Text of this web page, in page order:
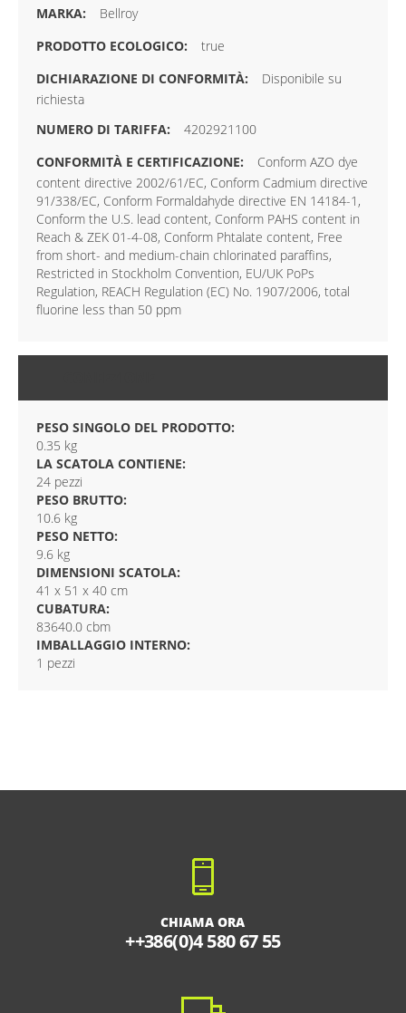
Bellroy
true
Disponibile su
richiesta
4202921100
Conform AZO dye
content directive 2002/61/EC, Conform Cadmium directive
91/338/EC, Conform Formaldahyde directive EN 14184-1,
Conform the U.S. lead content, Conform PAHS content in
Reach & ZEK 01-4-08, Conform Phtalate content, Free
from short- and medium-chain chlorinated paraffins,
Restricted in Stockholm Convention, EU/UK PoPs
Regulation, REACH Regulation (EC) No. 1907/2006, total
fluorine less than 50 ppm
PESO SINGOLO DEL PRODOTTO:
0.35 kg
LA SCATOLA CONTIENE:
24 pezzi
PESO BRUTTO:
10.6 kg
PESO NETTO:
9.6 kg
DIMENSIONI SCATOLA:
41 x 51 x 40 cm
CUBATURA:
83640.0 cbm
IMBALLAGGIO INTERNO:
1 pezzi
CHIAMA ORA
++386(0)4 580 67 55